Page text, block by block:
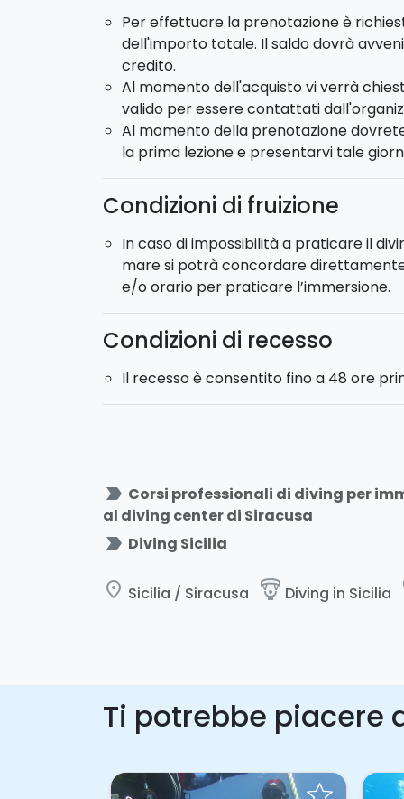
Le immersioni in mare saranno effettuate
in provincia di Siracusa, lungo una delle
Al termine del corso otterrete il
Per ottenere laqualifica di Specialty
specialità ed aver registrato un totale di
Per effettuare la prenotazione è
dell'importo totale. Il saldo dovrà
credito.
Al momento dell'acquisto vi verrà
valido per essere contattati
Al momento della prenotazione
la prima lezione e presentarvi tale
Condizioni di fruizione
In caso di impossibilità a praticare il
mare si potrà concordare
e/o orario per praticare l’immersione.
Condizioni di recesso
Il recesso è consentito fino a 48 ore
label_important Corsi professionali di diving per
al diving center di Siracusa
label_important Diving Sicilia
place Sicilia / Siracusa paragliding Diving in Sicilia
Ti potrebbe piacere